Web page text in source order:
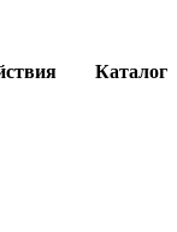
Каталог